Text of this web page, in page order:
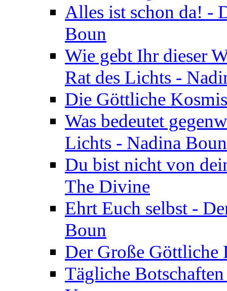
Alles ist schon da! -
Boun
Wie gebt Ihr dieser
Rat des Lichts -
Die Göttliche
Was bedeutet
Lichts - Nadina Boun
Du bist nicht von
The Divine
Ehrt Euch selbst -
Boun
Der Große
Tägliche